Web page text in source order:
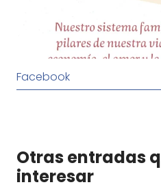
Facebook
Otras entradas
interesar